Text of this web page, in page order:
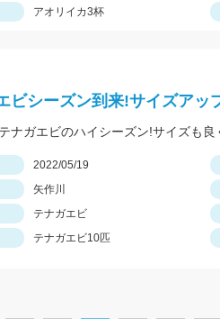
アオリイカ3杯
ビシーズン到来!サイズアッ
2022/05/19
矢作川
テナガエビ
テナガエビ10匹